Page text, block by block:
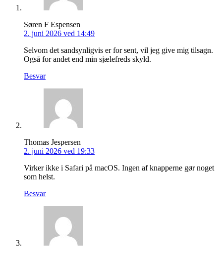
Søren F Espensen
2. juni 2026 ved 14:49
Selvom det sandsynligvis er for sent, vil jeg give mig tilsagn.
Også for andet end min sjælefreds skyld.
Besvar
Thomas Jespersen
2. juni 2026 ved 19:33
Virker ikke i Safari på macOS. Ingen af knapperne gør noget
som helst.
Besvar